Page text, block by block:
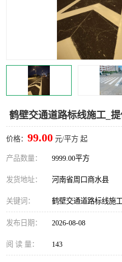
鹤壁交通道路标线施工_提
价格： 99.00 元/平方 起
产品数量： 9999.00平方
发货地址： 河南省周口商水县
关键词： 鹤壁交通道路标线施工
发布日期： 2026-08-08
阅 读 量： 143